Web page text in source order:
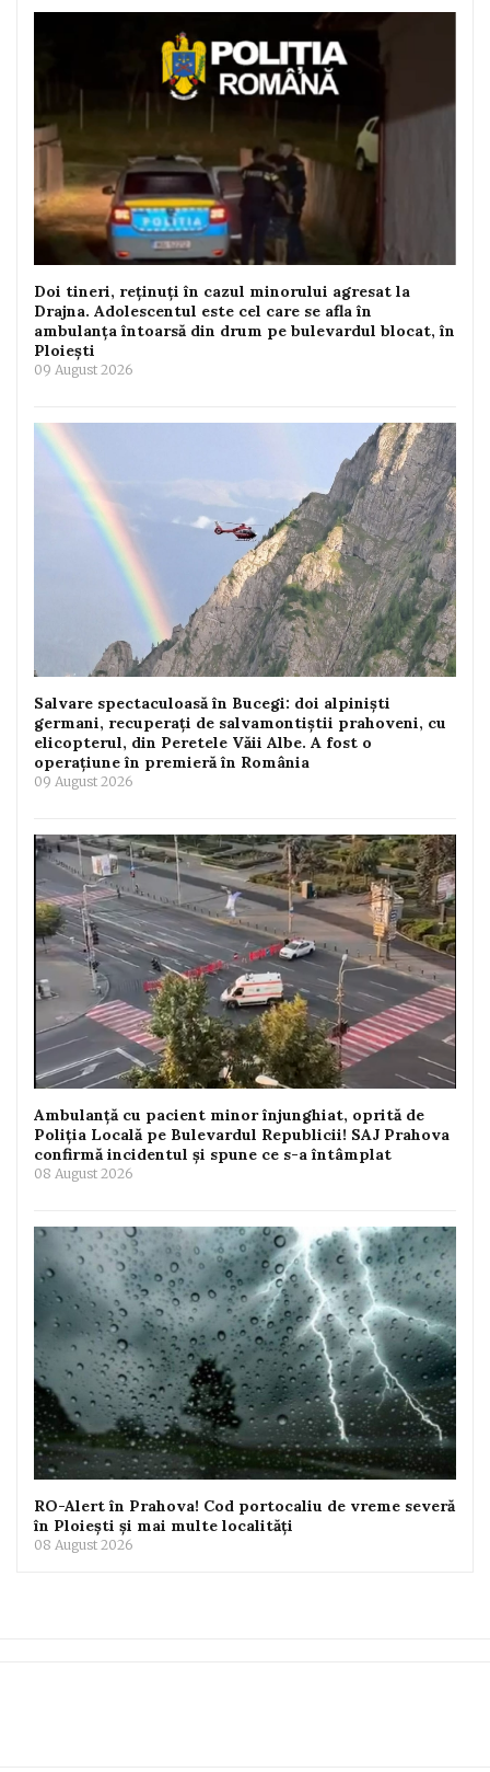
Doi tineri, reținuți în cazul minorului agresat la
Drajna. Adolescentul este cel care se afla în
ambulanța întoarsă din drum pe bulevardul blocat, în
Ploiești
09 August 2026
Salvare spectaculoasă în Bucegi: doi alpiniști
germani, recuperați de salvamontiștii prahoveni, cu
elicopterul, din Peretele Văii Albe. A fost o
operațiune în premieră în România
09 August 2026
Ambulanță cu pacient minor înjunghiat, oprită de
Poliția Locală pe Bulevardul Republicii! SAJ Prahova
confirmă incidentul și spune ce s-a întâmplat
08 August 2026
RO-Alert în Prahova! Cod portocaliu de vreme severă
în Ploiești și mai multe localități
08 August 2026